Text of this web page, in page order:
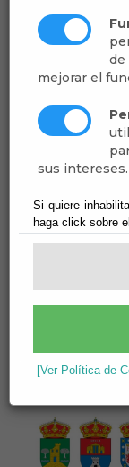
de
mejorar el
sus intereses.
Si quiere
haga click sobre
[Ver Política de